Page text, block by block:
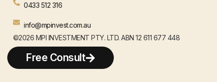
0433 512 316
info@mpinvest.com.au
©2026 MPI INVESTMENT PTY. LTD. ABN 12 611 677 448
WEBSITE BY HENJAY
Free Consult